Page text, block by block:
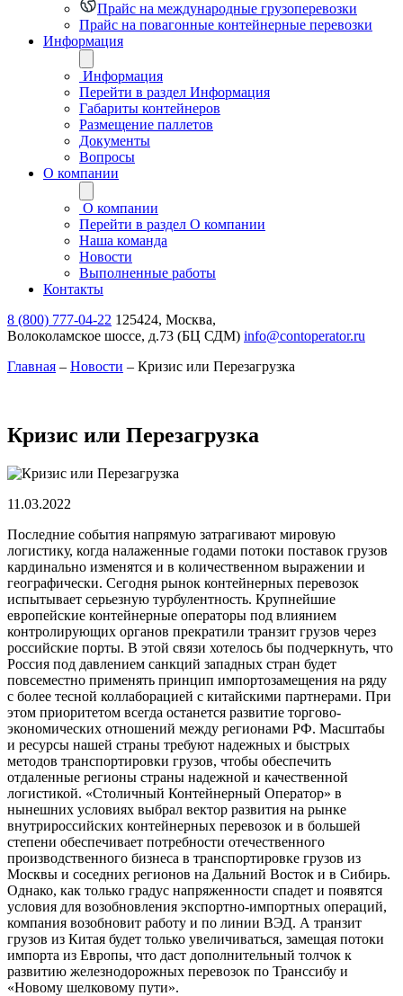
Прайс на международные грузоперевозки
Прайс на повагонные контейнерные перевозки
Информация
Информация
Перейти в раздел Информация
Габариты контейнеров
Размещение паллетов
Документы
Вопросы
О компании
О компании
Перейти в раздел О компании
Наша команда
Новости
Выполненные работы
Контакты
8 (800) 777-04-22 125424, Москва,
Волоколамское шоссе, д.73 (БЦ СДМ) info@contoperator.ru
Главная – Новости – Кризис или Перезагрузка
Кризис или Перезагрузка
11.03.2022
Последние события напрямую затрагивают мировую
логистику, когда налаженные годами потоки поставок грузов
кардинально изменятся и в количественном выражении и
географически. Сегодня рынок контейнерных перевозок
испытывает серьезную турбулентность. Крупнейшие
европейские контейнерные операторы под влиянием
контролирующих органов прекратили транзит грузов через
российские порты. В этой связи хотелось бы подчеркнуть, что
Россия под давлением санкций западных стран будет
повсеместно применять принцип импортозамещения на ряду
с более тесной коллаборацией с китайскими партнерами. При
этом приоритетом всегда останется развитие торгово-
экономических отношений между регионами РФ. Масштабы
и ресурсы нашей страны требуют надежных и быстрых
методов транспортировки грузов, чтобы обеспечить
отдаленные регионы страны надежной и качественной
логистикой. «Столичный Контейнерный Оператор» в
нынешних условиях выбрал вектор развития на рынке
внутрироссийских контейнерных перевозок и в большей
степени обеспечивает потребности отечественного
производственного бизнеса в транспортировке грузов из
Москвы и соседних регионов на Дальний Восток и в Сибирь.
Однако, как только градус напряженности спадет и появятся
условия для возобновления экспортно-импортных операций,
компания возобновит работу и по линии ВЭД. А транзит
грузов из Китая будет только увеличиваться, замещая потоки
импорта из Европы, что даст дополнительный толчок к
развитию железнодорожных перевозок по Транссибу и
«Новому шелковому пути».